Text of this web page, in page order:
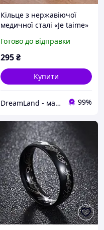
Кільце з нержавіючої
медичної сталі «Je taime»
Готово до відправки
295₴
Купити
DreamLand - магазин ювелірної біжутерії 99%